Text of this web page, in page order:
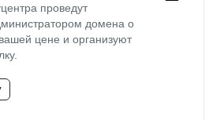
проведут
домена о
цене и организуют